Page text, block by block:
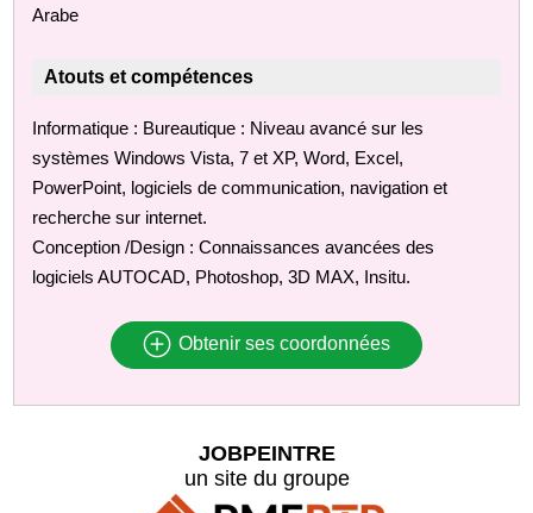
Arabe
Atouts et compétences
Informatique : Bureautique : Niveau avancé sur les
systèmes Windows Vista, 7 et XP, Word, Excel,
PowerPoint, logiciels de communication, navigation et
recherche sur internet.
Conception /Design : Connaissances avancées des
logiciels AUTOCAD, Photoshop, 3D MAX, Insitu.
Obtenir ses coordonnées
JOBPEINTRE
un site du groupe